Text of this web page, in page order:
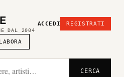
DAL 2004
ACCEDI REGISTRATI
CERCA